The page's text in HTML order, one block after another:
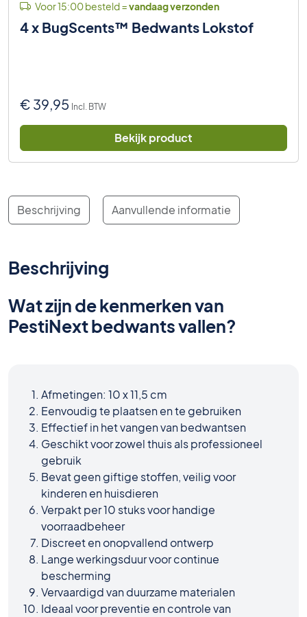
Voor 15:00 besteld =vandaag verzonden
4 x BugScents™ Bedwants Lokstof
€ 39,95 Incl. BTW
Bekijk product
Beschrijving Aanvullende informatie
Beschrijving
Wat zijn de kenmerken van
PestiNext bedwants vallen?
Afmetingen: 10 x 11,5 cm
Eenvoudig te plaatsen en te gebruiken
Effectief in het vangen van bedwantsen
Geschikt voor zowel thuis als professioneel
gebruik
Bevat geen giftige stoffen, veilig voor
kinderen en huisdieren
Verpakt per 10 stuks voor handige
voorraadbeheer
Discreet en onopvallend ontwerp
Lange werkingsduur voor continue
bescherming
Vervaardigd van duurzame materialen
Ideaal voor preventie en controle van